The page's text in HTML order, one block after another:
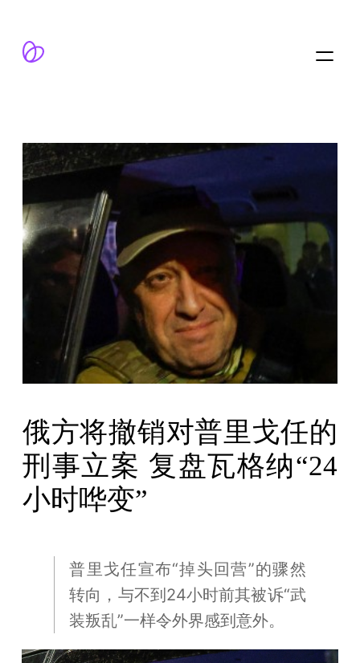
俄方将撤销对普里戈任的
刑事立案 复盘瓦格纳“24
小时哗变”
普里戈任宣布“掉头回营”的骤然
转向，与不到24小时前其被诉“武
装叛乱”一样令外界感到意外。